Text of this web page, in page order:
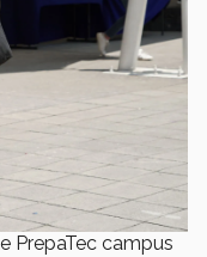
PrepaTec campus